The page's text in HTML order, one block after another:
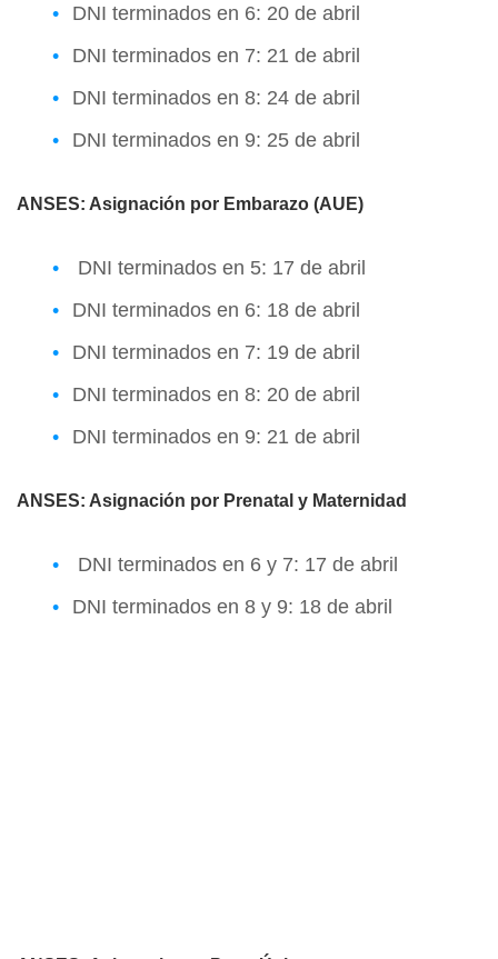
DNI terminados en 6: 20 de abril
DNI terminados en 7: 21 de abril
DNI terminados en 8: 24 de abril
DNI terminados en 9: 25 de abril
ANSES: Asignación por Embarazo (AUE)
DNI terminados en 5: 17 de abril
DNI terminados en 6: 18 de abril
DNI terminados en 7: 19 de abril
DNI terminados en 8: 20 de abril
DNI terminados en 9: 21 de abril
ANSES: Asignación por Prenatal y Maternidad
DNI terminados en 6 y 7: 17 de abril
DNI terminados en 8 y 9: 18 de abril